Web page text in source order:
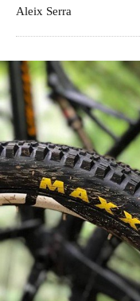
Aleix Serra